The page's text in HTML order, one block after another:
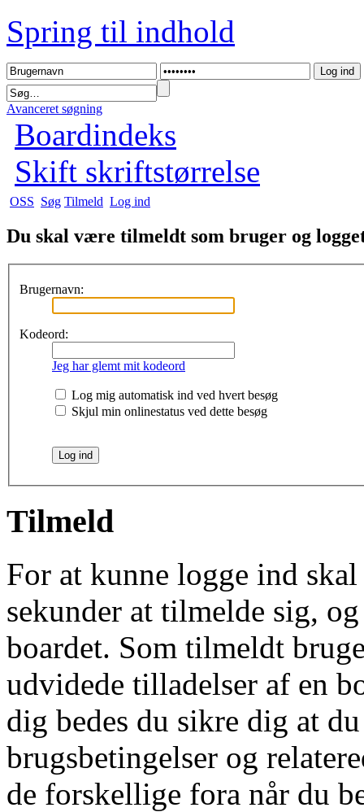
Spring til indhold
Avanceret søgning
Boardindeks
Skift skriftstørrelse
OSS Søg Tilmeld Log ind
Du skal være tilmeldt som bruger og
Brugernavn:
Kodeord:
Jeg har glemt mit kodeord
Log mig automatisk ind ved hvert besøg
Skjul min onlinestatus ved dette besøg
Tilmeld
For at kunne logge ind
sekunder at tilmelde sig,
boardet. Som tilmeldt
udvidede tilladelser af en
dig bedes du sikre dig at
brugsbetingelser og
de forskellige fora når du